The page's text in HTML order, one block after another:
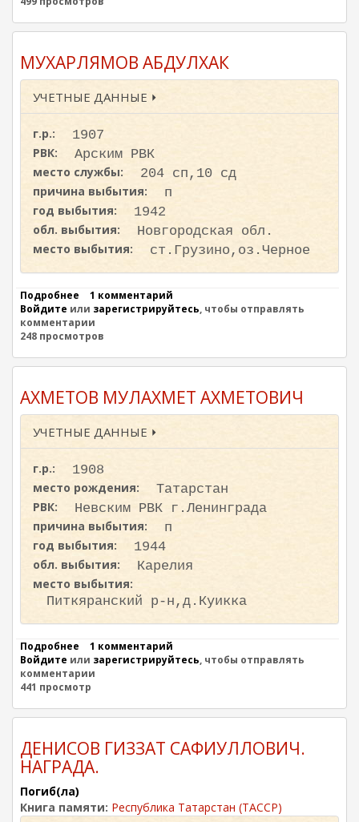
В
И
Х
А
И
Л
В
А
Н
О
В
И
Ч
МУХАРЛЯМОВ АБДУЛХАК
УЧЕТНЫЕ ДАННЫЕ ⏵
г.р.:
1907
РВК:
Арским РВК
место службы:
204 сп,10 сд
причина выбытия:
п
год выбытия:
1942
обл. выбытия:
Новгородская обл.
место выбытия:
ст.Грузино,оз.Черное
Подробнее
М
У
Х
Р
Я
М
О
В
А
Д
У
Х
А
К
1 комментарий
Войдите или зарегистрируйтесь, чтобы отправлять
комментарии
248 просмотров
АХМЕТОВ МУЛАХМЕТ АХМЕТОВИЧ
УЧЕТНЫЕ ДАННЫЕ ⏵
г.р.:
1908
место рождения:
Татарстан
РВК:
Невским РВК г.Ленинграда
причина выбытия:
п
год выбытия:
1944
обл. выбытия:
Карелия
место выбытия:
Питкяранский р-н,д.Куикка
Подробнее
А
Х
М
Т
В
М
У
Х
1 комментарий
Войдите или зарегистрируйтесь, чтобы отправлять
комментарии
441 просмотр
ДЕНИСОВ ГИЗЗАТ САФИУЛЛОВИЧ.
НАГРАДА.
Погиб(ла)
Книга памяти: Республика Татарстан (ТАССР)